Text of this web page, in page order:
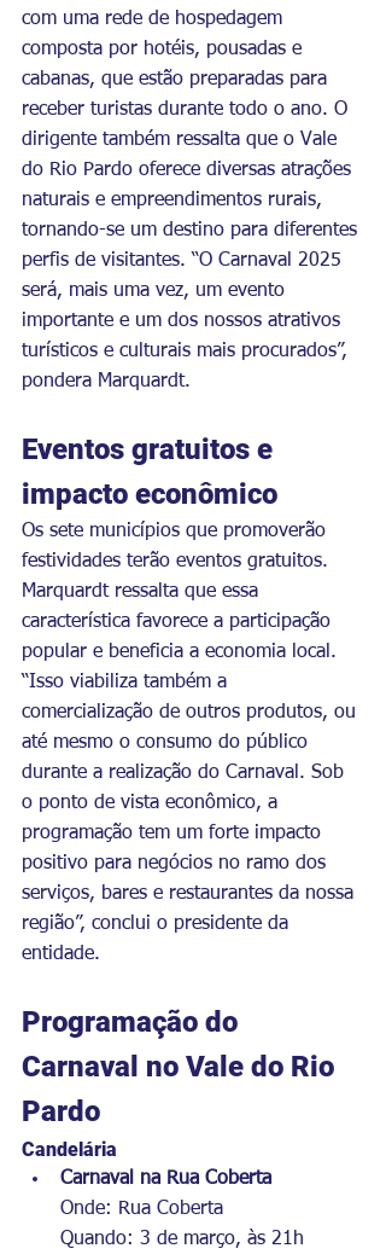
com uma rede de hospedagem
composta por hotéis, pousadas e
cabanas, que estão preparadas para
receber turistas durante todo o ano. O
dirigente também ressalta que o Vale
do Rio Pardo oferece diversas atrações
naturais e empreendimentos rurais,
tornando-se um destino para diferentes
perfis de visitantes. “O Carnaval 2025
será, mais uma vez, um evento
importante e um dos nossos atrativos
turísticos e culturais mais procurados”,
pondera Marquardt.
Eventos gratuitos e
impacto econômico
Os sete municípios que promoverão
festividades terão eventos gratuitos.
Marquardt ressalta que essa
característica favorece a participação
popular e beneficia a economia local.
“Isso viabiliza também a
comercialização de outros produtos, ou
até mesmo o consumo do público
durante a realização do Carnaval. Sob
o ponto de vista econômico, a
programação tem um forte impacto
positivo para negócios no ramo dos
serviços, bares e restaurantes da nossa
região”, conclui o presidente da
entidade.
Programação do
Carnaval no Vale do Rio
Pardo
Candelária
Carnaval na Rua Coberta
Onde: Rua Coberta
Quando: 3 de março, às 21h